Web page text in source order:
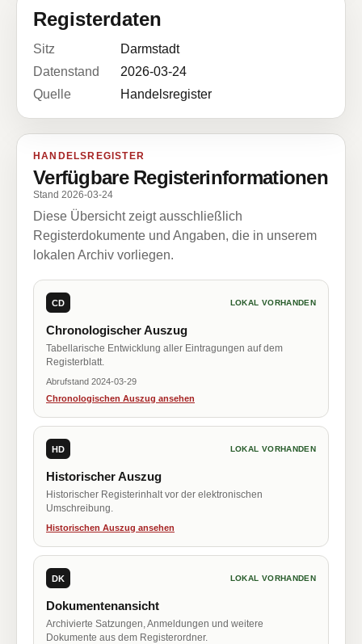
Registerdaten
Sitz
Darmstadt
Datenstand
2026-03-24
Quelle
Handelsregister
HANDELSREGISTER
Verfügbare Registerinformationen
Stand 2026-03-24
Diese Übersicht zeigt ausschließlich
Registerdokumente und Angaben, die in unserem
lokalen Archiv vorliegen.
CD LOKAL VORHANDEN
Chronologischer Auszug
Tabellarische Entwicklung aller Eintragungen auf dem
Registerblatt.
Abrufstand 2024-03-29
Chronologischen Auszug ansehen
HD LOKAL VORHANDEN
Historischer Auszug
Historischer Registerinhalt vor der elektronischen
Umschreibung.
Historischen Auszug ansehen
DK LOKAL VORHANDEN
Dokumentenansicht
Archivierte Satzungen, Anmeldungen und weitere
Dokumente aus dem Registerordner.